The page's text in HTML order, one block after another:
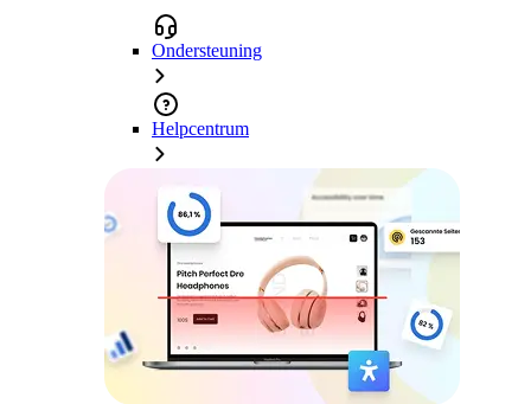
Ondersteuning
Helpcentrum